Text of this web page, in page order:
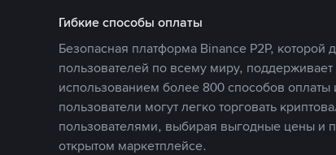
Гибкие способы оплаты
Безопасная платформа Binance P2P,
пользователей по всему миру,
использованием более 800 способов
пользователи могут легко торговать
пользователями, выбирая выгодные цены и
открытом маркетплейсе.